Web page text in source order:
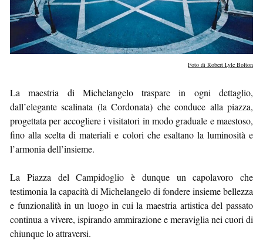
Foto di Robert Lyle Bolton
La maestria di Michelangelo traspare in ogni dettaglio,
dall’elegante scalinata (la Cordonata) che conduce alla piazza,
progettata per accogliere i visitatori in modo graduale e maestoso,
fino alla scelta di materiali e colori che esaltano la luminosità e
l’armonia dell’insieme.
La Piazza del Campidoglio è dunque un capolavoro che
testimonia la capacità di Michelangelo di fondere insieme bellezza
e funzionalità in un luogo in cui la maestria artistica del passato
continua a vivere, ispirando ammirazione e meraviglia nei cuori di
chiunque lo attraversi.